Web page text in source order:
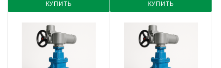
КУПИТЬ КУПИТЬ